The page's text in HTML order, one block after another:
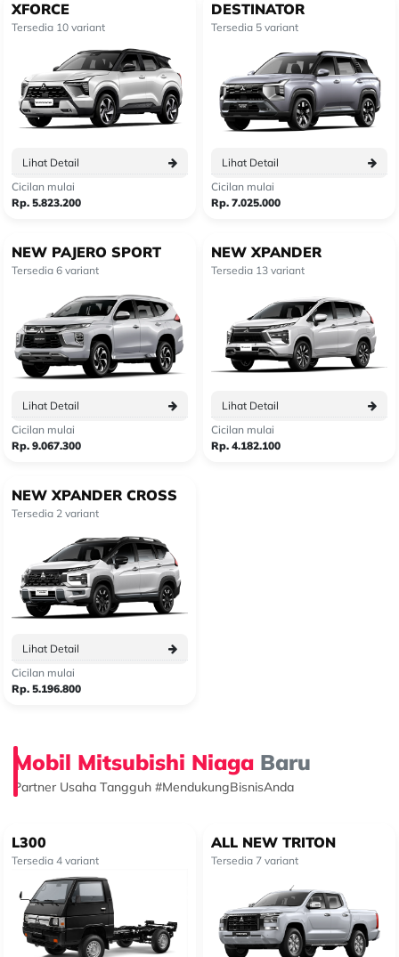
XFORCE
Tersedia 10 variant
Lihat Detail
Cicilan mulai
Rp. 5.823.200
DESTINATOR
Tersedia 5 variant
Lihat Detail
Cicilan mulai
Rp. 7.025.000
NEW PAJERO SPORT
Tersedia 6 variant
Lihat Detail
Cicilan mulai
Rp. 9.067.300
NEW XPANDER
Tersedia 13 variant
Lihat Detail
Cicilan mulai
Rp. 4.182.100
NEW XPANDER CROSS
Tersedia 2 variant
Lihat Detail
Cicilan mulai
Rp. 5.196.800
Mobil Mitsubishi Niaga Baru
Partner Usaha Tangguh #MendukungBisnisAnda
L300
Tersedia 4 variant
ALL NEW TRITON
Tersedia 7 variant